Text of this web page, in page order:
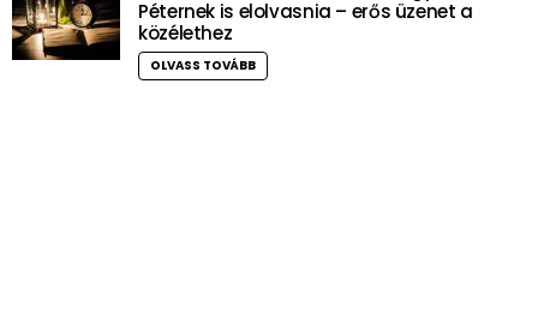
Péternek is elolvasnia – erős üzenet a
közélethez
OLVASS TOVÁBB